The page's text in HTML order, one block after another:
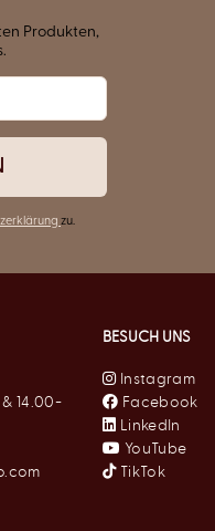
Produkten,
zu.
14.00-
BESUCH UNS
Instagram
Facebook
LinkedIn
YouTube
TikTok